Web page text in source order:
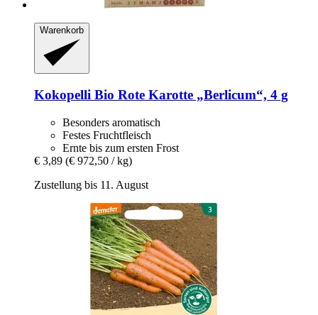
Warenkorb
Kokopelli Bio Rote Karotte „Berlicum“, 4 g
Besonders aromatisch
Festes Fruchtfleisch
Ernte bis zum ersten Frost
€ 3,89 (€ 972,50 / kg)
Zustellung bis 11. August